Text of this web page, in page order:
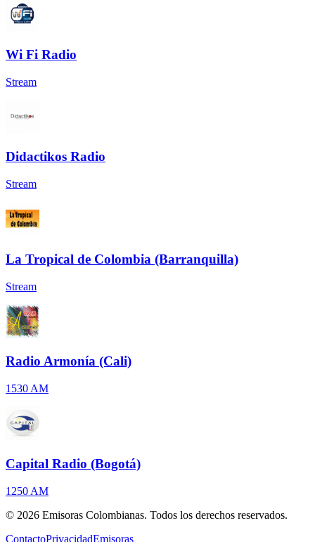
Wi Fi Radio
Stream
Didactikos Radio
Stream
La Tropical de Colombia (Barranquilla)
Stream
Radio Armonía (Cali)
1530 AM
Capital Radio (Bogotá)
1250 AM
© 2026 Emisoras Colombianas. Todos los derechos reservados.
ContactoPrivacidadEmisoras